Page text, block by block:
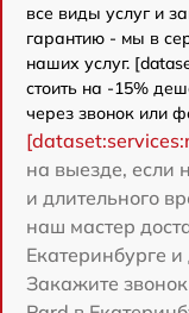
все виды услуг и
гарантию - мы в
наших услуг.
стоить на -15%
через звонок или
на выезде, если
и длительного
наш мастер
Екатеринбурге и
Закажите